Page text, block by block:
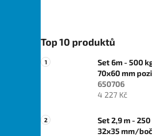
Top 10 produktů
Set 6m - 500
70x60 mm
650706
4 227 Kč
Set 2,9 m -
32x35 mm/